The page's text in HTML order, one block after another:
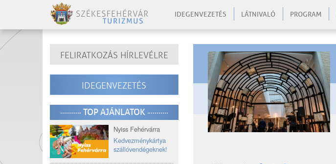
IDEGENVEZETÉS LÁTNIVALÓ PROGRAM
FELIRATKOZÁS HÍRLEVÉLRE
IDEGENVEZETÉS
TOP AJÁNLATOK
Nyiss Fehérvárra
Kedvezménykártya
szállóvendégeknek!